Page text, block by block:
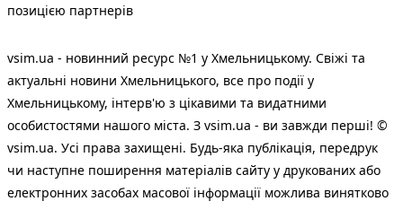
позицією партнерів
vsim.ua - новинний ресурс №1 у Хмельницькому. Свіжі та
актуальні новини Хмельницького, все про події у
Хмельницькому, інтерв'ю з цікавими та видатними
особистостями нашого міста. З vsim.ua - ви завжди перші! ©
vsim.ua. Усі права захищені. Будь-яка публiкацiя, передрук
чи наступне поширення матеріалів сайту у друкованих або
електронних засобах масової інформації можлива винятково